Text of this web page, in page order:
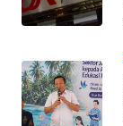
TENTANG
KAMI
PEDOMAN
MEDIA
SIBER